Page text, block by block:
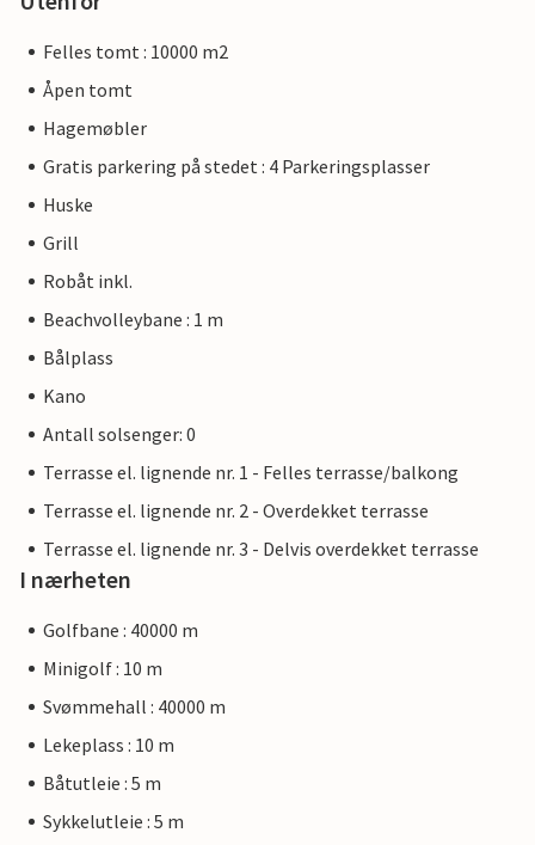
Felles tomt : 10000 m2
Åpen tomt
Hagemøbler
Gratis parkering på stedet : 4 Parkeringsplasser
Huske
Grill
Robåt inkl.
Beachvolleybane : 1 m
Bålplass
Kano
Antall solsenger: 0
Terrasse el. lignende nr. 1 - Felles terrasse/balkong
Terrasse el. lignende nr. 2 - Overdekket terrasse
Terrasse el. lignende nr. 3 - Delvis overdekket terrasse
I nærheten
Golfbane : 40000 m
Minigolf : 10 m
Svømmehall : 40000 m
Lekeplass : 10 m
Båtutleie : 5 m
Sykkelutleie : 5 m